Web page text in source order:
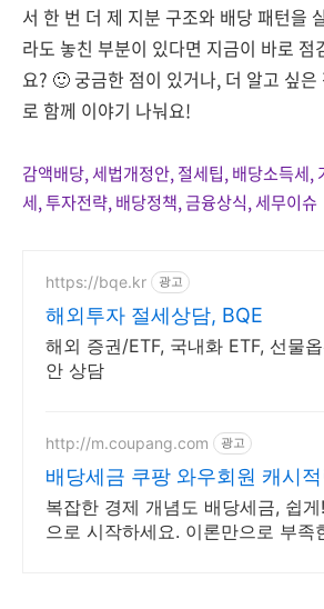
서 한 번 더 제 지분 구조와 배당 패턴을
라도 놓친 부분이 있다면 지금이 바로 점
요? 🙂 궁금한 점이 있거나, 더 알고 싶
로 함께 이야기 나눠요!
감액배당, 세법개정안, 절세팁, 배당소득세,
세, 투자전략, 배당정책, 금융상식, 세무이슈
https://bqe.kr 광고
해외투자 절세상담, BQE
해외 증권/ETF, 국내화 ETF, 선물
안 상담
http://m.coupang.com 광고
배당세금 쿠팡 와우회원 캐시적
복잡한 경제 개념도 배당세금, 쉽
으로 시작하세요. 이론만으로 부족